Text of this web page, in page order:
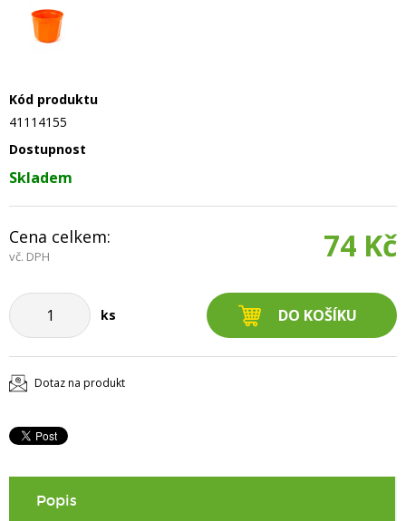
Kód produktu
41114155
Dostupnost
Skladem
Cena celkem:
vč. DPH 74 Kč
ks
Dotaz na produkt
Popis